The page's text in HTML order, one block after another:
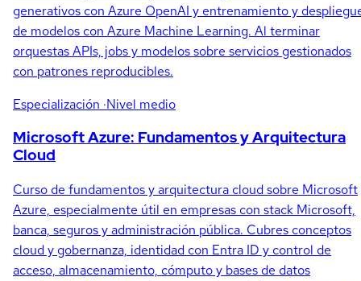
generativos con Azure OpenAI y entrenamiento y
de modelos con Azure Machine Learning. Al terminar
orquestas APIs, jobs y modelos sobre servicios gestionados
con patrones reproducibles.
Especialización ·Nivel medio
Microsoft Azure: Fundamentos y Arquitectura
Cloud
Curso de fundamentos y arquitectura cloud sobre Microsoft
Azure, especialmente útil en empresas con stack Microsoft,
banca, seguros y administración pública. Cubres conceptos
cloud y gobernanza, identidad con Entra ID y control de
acceso, almacenamiento, cómputo y bases de datos